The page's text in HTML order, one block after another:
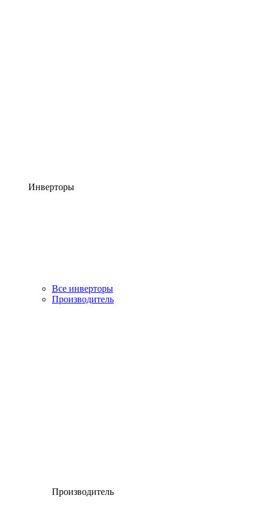
Инверторы
Все инверторы
Производитель
Производитель